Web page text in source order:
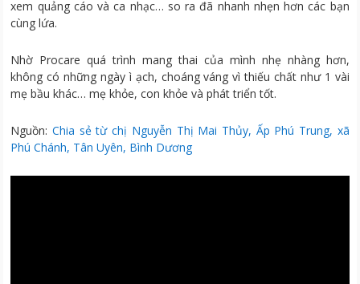
xem quảng cáo và ca nhạc… so ra đã nhanh nhẹn hơn các bạn
cùng lứa.
Nhờ Procare quá trình mang thai của mình nhẹ nhàng hơn,
không có những ngày ì ạch, choáng váng vì thiếu chất như 1 vài
mẹ bầu khác… mẹ khỏe, con khỏe và phát triển tốt.
Nguồn:Chia sẻ từ chị Nguyễn Thị Mai Thủy, Ấp Phú Trung, xã
Phú Chánh, Tân Uyên, Bình Dương